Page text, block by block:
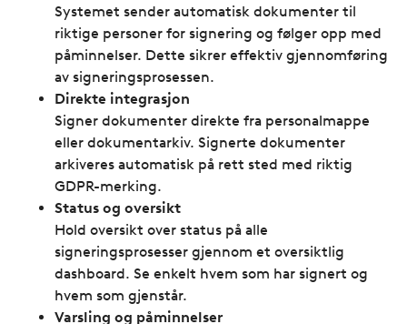
Systemet sender automatisk dokumenter til
riktige personer for signering og følger opp med
påminnelser. Dette sikrer effektiv gjennomføring
av signeringsprosessen.
Direkte integrasjon
Signer dokumenter direkte fra personalmappe
eller dokumentarkiv. Signerte dokumenter
arkiveres automatisk på rett sted med riktig
GDPR-merking.
Status og oversikt
Hold oversikt over status på alle
signeringsprosesser gjennom et oversiktlig
dashboard. Se enkelt hvem som har signert og
hvem som gjenstår.
Varsling og påminnelser